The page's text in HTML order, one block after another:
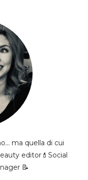
ma quella di cui
editor💄Social
📝